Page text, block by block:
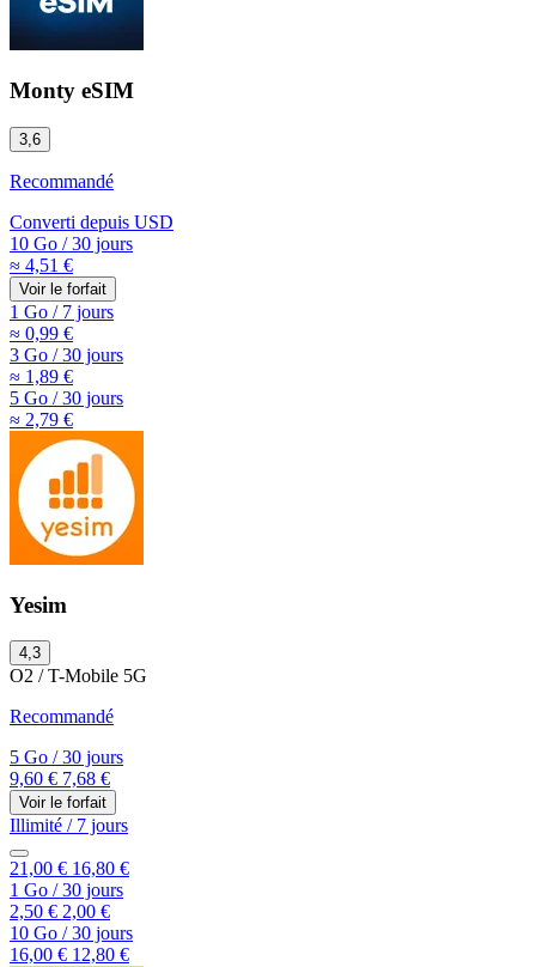
Monty eSIM
3,6
Recommandé
Converti depuis USD
10 Go /30 jours
≈ 4,51 €
Voir le forfait
1 Go /7 jours
≈ 0,99 €
3 Go /30 jours
≈ 1,89 €
5 Go /30 jours
≈ 2,79 €
Yesim
4,3
O2 / T-Mobile 5G
Recommandé
5 Go /30 jours
9,60 € 7,68 €
Voir le forfait
Illimité /7 jours
21,00 € 16,80 €
1 Go /30 jours
2,50 € 2,00 €
10 Go /30 jours
16,00 € 12,80 €